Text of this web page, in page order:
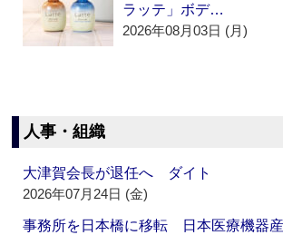
ラッテ」ボデ…
2026年08月03日 (月)
人事・組織
大津賀会長が退任へ ダイト
2026年07月24日 (金)
事務所を日本橋に移転 日本医療機器